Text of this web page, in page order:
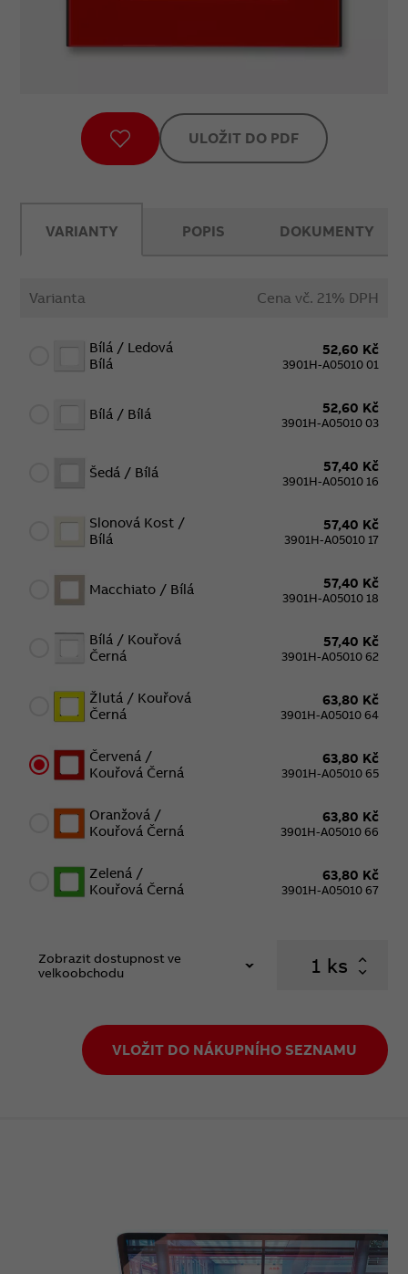
ULOŽIT DO PDF
VARIANTY
Varianta Cena vč. 21% DPH
Bílá / Ledová
Bílá
52,60 Kč
3901H-A05010 01
Bílá / Bílá 52,60 Kč
3901H-A05010 03
Šedá / Bílá 57,40 Kč
3901H-A05010 16
Slonová Kost /
Bílá
57,40 Kč
3901H-A05010 17
Macchiato / Bílá 57,40 Kč
3901H-A05010 18
Bílá / Kouřová
Černá
57,40 Kč
3901H-A05010 62
Žlutá / Kouřová
Černá
63,80 Kč
3901H-A05010 64
Červená /
Kouřová Černá
63,80 Kč
3901H-A05010 65
Oranžová /
Kouřová Černá
63,80 Kč
3901H-A05010 66
Zelená /
Kouřová Černá
63,80 Kč
3901H-A05010 67
Zobrazit dostupnost ve
velkoobchodu
ks
VLOŽIT DO NÁKUPNÍHO SEZNAMU
POPIS DOKUMENTY